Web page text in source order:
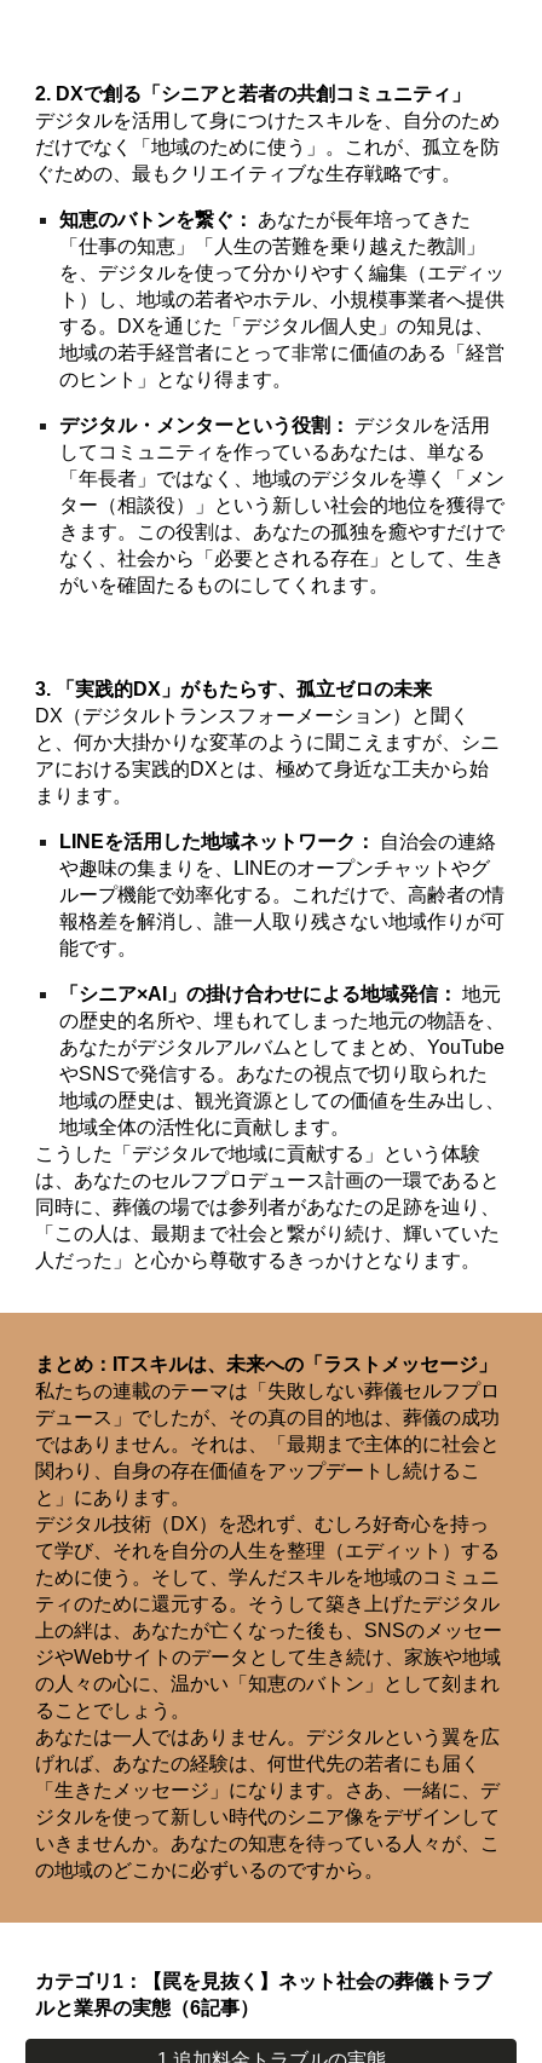
2. DXで創る「シニアと若者の共創コミュニティ」
デジタルを活用して身につけたスキルを、自分のため
だけでなく「地域のために使う」。これが、孤立を防
ぐための、最もクリエイティブな生存戦略です。
知恵のバトンを繋ぐ：
あなたが長年培ってきた
「仕事の知恵」「人生の苦難を乗り越えた教訓」
を、デジタルを使って分かりやすく編集（エディッ
ト）し、地域の若者やホテル、小規模事業者へ提供
する。DXを通じた「デジタル個人史」の知見は、
地域の若手経営者にとって非常に価値のある「経営
のヒント」となり得ます。
デジタル・メンターという役割：
デジタルを活用
してコミュニティを作っているあなたは、単なる
「年長者」ではなく、地域のデジタルを導く「メン
ター（相談役）」という新しい社会的地位を獲得で
きます。この役割は、あなたの孤独を癒やすだけで
なく、社会から「必要とされる存在」として、生き
がいを確固たるものにしてくれます。
3. 「実践的DX」がもたらす、孤立ゼロの未来
DX（デジタルトランスフォーメーション）と聞く
と、何か大掛かりな変革のように聞こえますが、シニ
アにおける実践的DXとは、極めて身近な工夫から始
まります。
LINEを活用した地域ネットワーク：
自治会の連絡
や趣味の集まりを、LINEのオープンチャットやグ
ループ機能で効率化する。これだけで、高齢者の情
報格差を解消し、誰一人取り残さない地域作りが可
能です。
「シニア×AI」の掛け合わせによる地域発信： 地元
の歴史的名所や、埋もれてしまった地元の物語を、
あなたがデジタルアルバムとしてまとめ、YouTube
やSNSで発信する。あなたの視点で切り取られた
地域の歴史は、観光資源としての価値を生み出し、
地域全体の活性化に貢献します。
こうした「デジタルで地域に貢献する」という体験
は、あなたのセルフプロデュース計画の一環であると
同時に、葬儀の場では参列者があなたの足跡を辿り、
「この人は、最期まで社会と繋がり続け、輝いていた
人だった」と心から尊敬するきっかけとなります。
まとめ：ITスキルは、未来への「ラストメッセージ」
私たちの連載のテーマは「失敗しない葬儀セルフプロ
デュース」でしたが、その真の目的地は、葬儀の成功
ではありません。それは、「最期まで主体的に社会と
関わり、自身の存在価値をアップデートし続けるこ
と」にあります。
デジタル技術（DX）を恐れず、むしろ好奇心を持っ
て学び、それを自分の人生を整理（エディット）する
ために使う。そして、学んだスキルを地域のコミュニ
ティのために還元する。そうして築き上げたデジタル
上の絆は、あなたが亡くなった後も、SNSのメッセー
ジやWebサイトのデータとして生き続け、家族や地域
の人々の心に、温かい「知恵のバトン」として刻まれ
ることでしょう。
あなたは一人ではありません。デジタルという翼を広
げれば、あなたの経験は、何世代先の若者にも届く
「生きたメッセージ」になります。さあ、一緒に、デ
ジタルを使って新しい時代のシニア像をデザインして
いきませんか。あなたの知恵を待っている人々が、こ
の地域のどこかに必ずいるのですから。
カテゴリ1：【罠を見抜く】ネット社会の葬儀トラブ
ルと業界の実態（6記事）